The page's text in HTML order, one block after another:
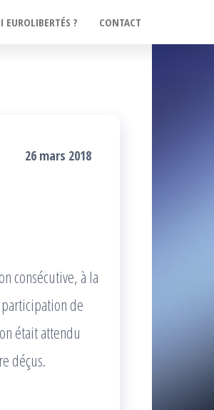
EUROLIBERTÉS ? CONTACT
26 mars 2018
consécutive, à la
de
était attendu
déçus.